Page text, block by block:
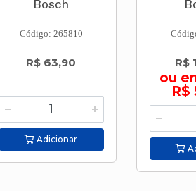
Bosch
Código: 265810
R$ 63,90
Adicionar
R$
ou
R$